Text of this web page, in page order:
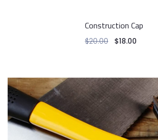
Construction Cap
$20.00 $18.00